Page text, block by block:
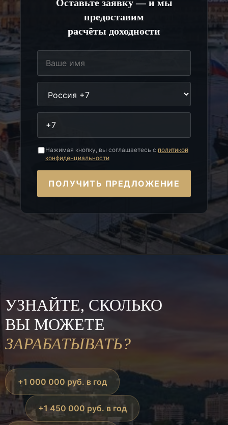
Оставьте заявку — и мы
предоставим
расчёты доходности
Нажимая кнопку, вы соглашаетесь с политикой
конфиденциальности
ПОЛУЧИТЬ ПРЕДЛОЖЕНИЕ
УЗНАЙТЕ, СКОЛЬКО
ВЫ МОЖЕТЕ
ЗАРАБАТЫВАТЬ?
+1 000 000 руб. в год
+1 450 000 руб. в год